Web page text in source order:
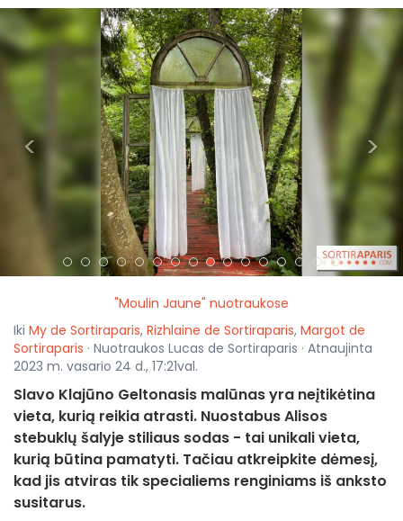
< >
"Moulin Jaune" nuotraukose
Iki My de Sortiraparis, Rizhlaine de Sortiraparis, Margot de
Sortiraparis · Nuotraukos Lucas de Sortiraparis · Atnaujinta
2023 m. vasario 24 d., 17:21val.
Slavo Klajūno Geltonasis malūnas yra neįtikėtina
vieta, kurią reikia atrasti. Nuostabus Alisos
stebuklų šalyje stiliaus sodas - tai unikali vieta,
kurią būtina pamatyti. Tačiau atkreipkite dėmesį,
kad jis atviras tik specialiems renginiams iš anksto
susitarus.